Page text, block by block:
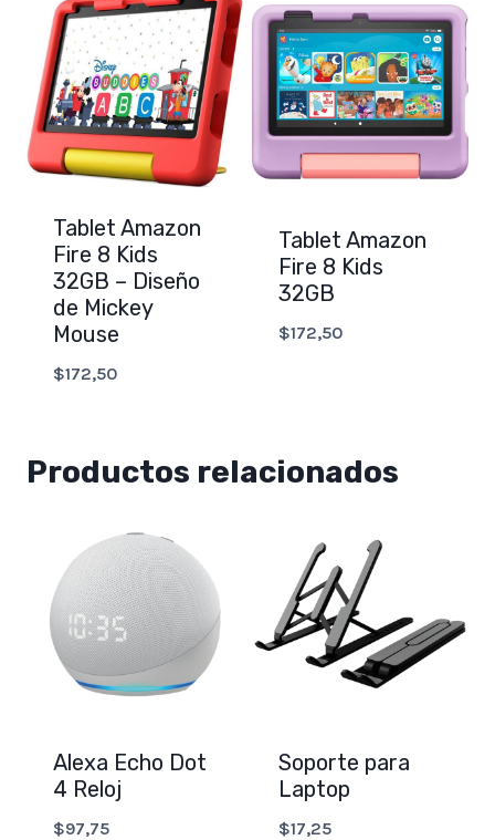
Tablet Amazon
Fire 8 Kids
32GB – Diseño
de Mickey
Mouse
$172,50
Tablet Amazon
Fire 8 Kids
32GB
$172,50
Productos relacionados
Alexa Echo Dot
4 Reloj
$97,75
Soporte para
Laptop
$17,25